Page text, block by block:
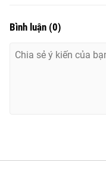
Bình luận (0)